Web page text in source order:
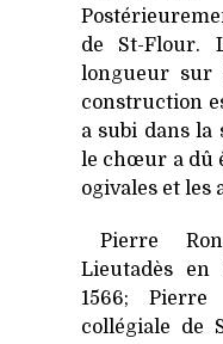
de St-Flour.
longueur sur
construction
a subi dans la
le chœur a dû
ogivales et les
Pierre
Lieutadès en
1566;
collégiale de